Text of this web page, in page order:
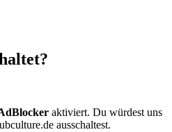
aktiviert. Du würdest uns
ausschaltest.